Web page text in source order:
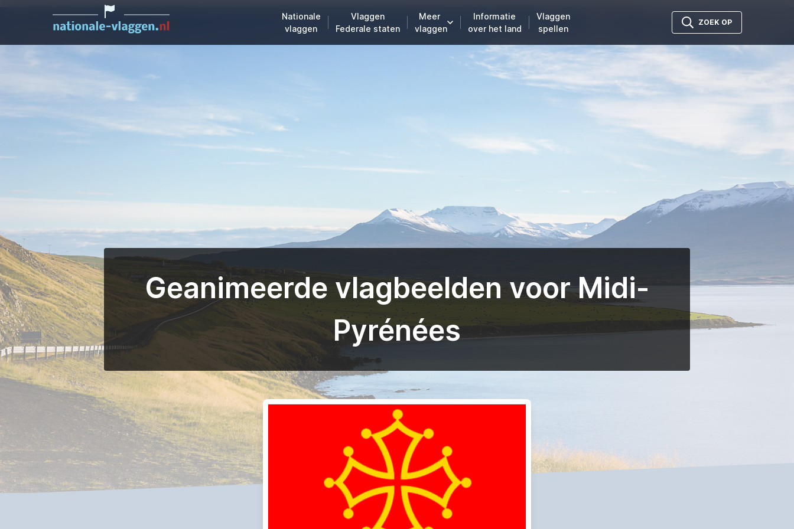
Nationale
vlaggen
Vlaggen
Federale staten
Meer
vlaggen
Informatie
over het land
Vlaggen
spellen
ZOEK OP
Geanimeerde vlagbeelden voor Midi-
Pyrénées